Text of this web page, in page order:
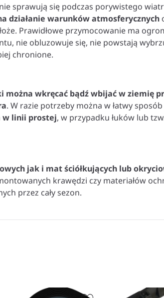
sprawują się podczas porywistego
działanie warunków atmosferycznych
Prawidłowe przymocowanie ma
nie obluzowuje się, nie powstają
chronione.
wkręcać bądź wbijać w ziemię
. W razie potrzeby można w łatwy
w linii prostej, w przypadku łuków lub
jak i mat ściółkujących lub
krawędzi czy materiałów
przez cały sezon.